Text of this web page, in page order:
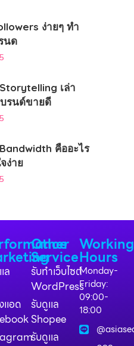
ง่ายๆ ทำ
นด
เล่า
บรนด์ขายดี
คืออะไร
ง่าย
ล
แอด
Other
Service
รับทำเว็บไซต์
WordPress
รับดูแล
Shopee
รับดูแล
Working
Hours
Monday-
Friday:
09:00-
18:00